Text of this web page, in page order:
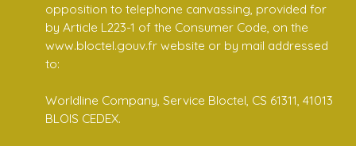
opposition to telephone canvassing, provided for
by Article L223-1 of the Consumer Code, on the
www.bloctel.gouv.fr website or by mail addressed
to:
Worldline Company, Service Bloctel, CS 61311, 41013
BLOIS CEDEX.